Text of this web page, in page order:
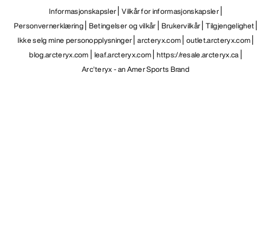
Informasjonskapsler Vilkår for informasjonskapsler
Personvernerklæring Betingelser og vilkår Brukervilkår Tilgjengelighet
Ikke selg mine personopplysninger arcteryx.com outlet.arcteryx.com
blog.arcteryx.com leaf.arcteryx.com https://resale.arcteryx.ca
Arc'teryx - an Amer Sports Brand